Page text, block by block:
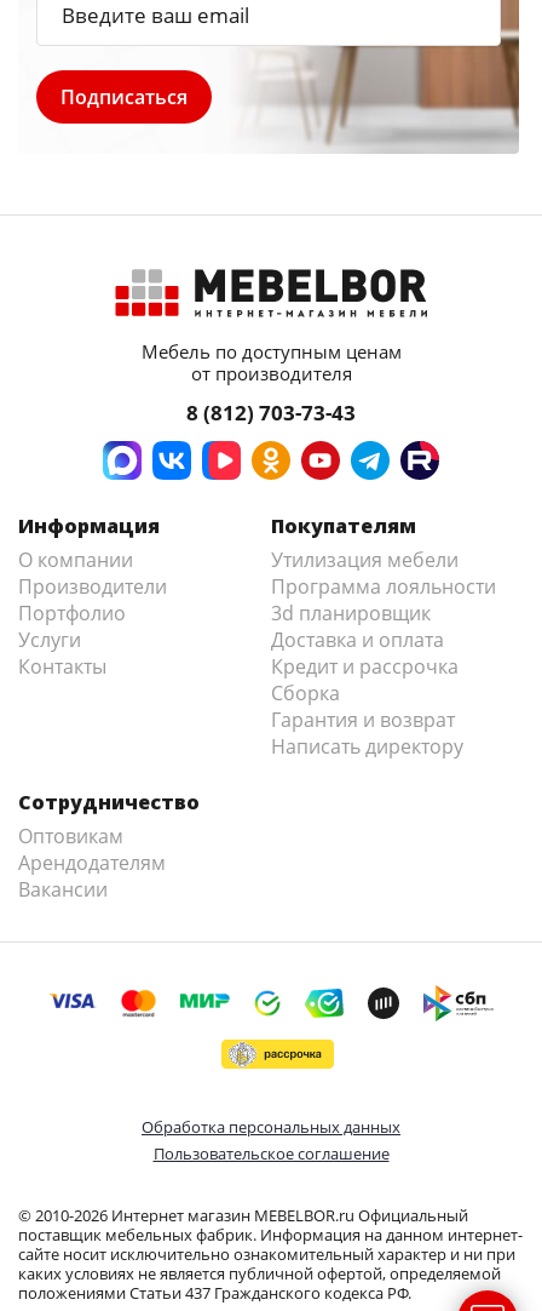
Мебель по доступным ценам
от производителя
8 (812) 703-73-43
Информация
О компании
Производители
Портфолио
Услуги
Контакты
Покупателям
Утилизация мебели
Программа лояльности
3d планировщик
Доставка и оплата
Кредит и рассрочка
Сборка
Гарантия и возврат
Написать директору
Сотрудничество
Оптовикам
Арендодателям
Вакансии
© 2010-2026 Интернет магазин MEBELBOR.ru Официальный
поставщик мебельных фабрик. Информация на данном интернет-
сайте носит исключительно ознакомительный характер и ни при
каких условиях не является публичной офертой, определяемой
положениями Статьи 437 Гражданского кодекса РФ.
Обработка персональных данных
Пользовательское соглашение